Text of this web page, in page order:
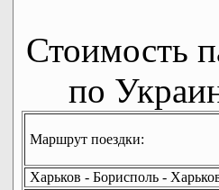
Стоимость
по
Маршрут поездки:
Харьков - Борисполь -